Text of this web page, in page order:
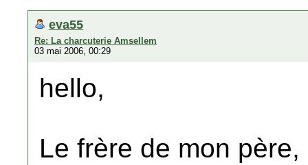
eva55
Re: La charcuterie Amsellem
03 mai 2006, 00:29
hello,
Le frère de mon